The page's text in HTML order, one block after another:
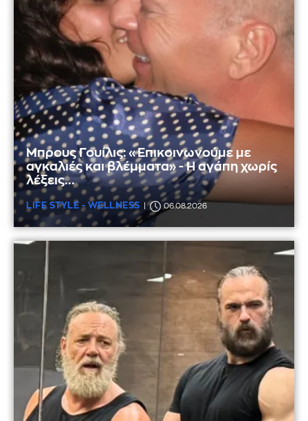
Μπρους Γουίλις: «Επικοινωνούμε με
αγκαλιές και βλέμματα» - Η αγάπη χωρίς
λέξεις...
LIFE STYLE - WELLNESS 06.08.2026